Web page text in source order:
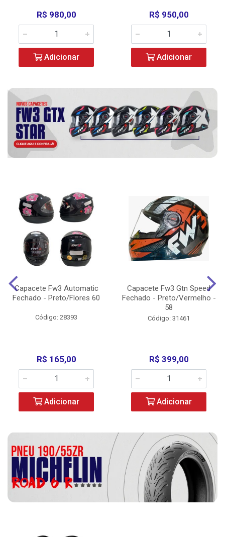
R$ 980,00
Adicionar
R$ 950,00
Adicionar
Capacete Fw3 Automatic
Fechado - Preto/Flores 60
Código: 28393
R$ 165,00
Adicionar
Capacete Fw3 Gtn Speed
Fechado - Preto/Vermelho -
58
Código: 31461
R$ 399,00
Adicionar